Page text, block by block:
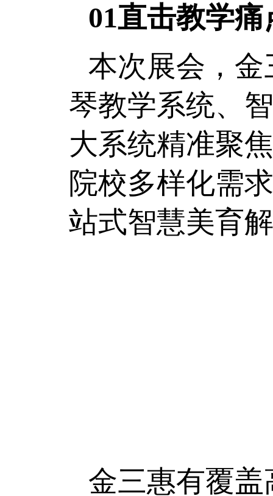
01直击教学
本次展会，
琴教学系统、
大系统精准聚
院校多样化需
站式智慧美育
金三惠有覆